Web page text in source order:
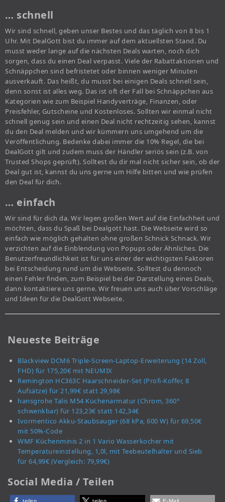
… schnell
Wir sind schnell, geben unser Bestes und das täglich von 8 bis 1
Uhr. Mit DealGott bist du immer auf dem aktuellsten Stand. Du
musst weder lange auf die nächsten Deals warten, noch dich
sorgen, dass du einen Deal verpasst. Viele der Rabattaktionen und
Schnäppchen sind befristetet oder binnen weniger Minuten
ausverkauft. Das heißt, du musst bei einigen Deals schnell sein,
denn sonst ist alles weg. Das ist oft der Fall bei Schnäppchen aus
Kategorien wie zum Beispiel Handyverträge, Finanzen, oder
Preisfehler, Gutscheine und Kostenloses. Sollten wir einmal nicht
schnell genug sein und einen Deal nicht rechtzeitig sehen, kannst
du den Deal melden und wir kümmern uns umgehend um die
Veröffentlichung. Bedenke dabei immer die 10% Regel, die bei
DealGott gilt und zudem muss der Händler seriös sein (z.B. von
Trusted Shops geprüft). Solltest du dir mal nicht sicher sein, ob der
Deal gut ist, kannst du uns gerne um Hilfe bitten und wie prüfen
den Deal für dich.
… einfach
Wir sind für dich da. Wir legen großen Wert auf die Einfachheit und
möchten, dass du Spaß bei Dealgott hast. Die Webseite wird so
einfach wie möglich gehalten ohne großen Schnick Schnack. Wir
verzichten auf die Einblendung von Popups oder Ähnliches. Die
Benutzerfreundlichkeit ist für uns einer der wichtigsten Faktoren
bei Entscheidung rund um die Webseite. Solltest du dennoch
einen Fehler finden, zum Beispiel bei der Darstellung eines Deals,
dann kontaktiere uns gerne. Wir freuen uns auch über Vorschläge
und Ideen für die DealGott Webseite.
Neueste Beiträge
Blackview DCM6 Triple-Screen-Laptop-Erweiterung (14 Zoll,
FHD) für 175,20€ mit NEUMIX
Remington HC363C Haarschneider-Set (Profi-Koffer, 8
Aufsätze) für 21,99€ statt 29,98€
hansgrohe Talis M54 Küchenarmatur (Chrom, 360°
schwenkbar) für 123,23€ statt 142,34€
Ivormentico Akku-Staubsauger (68 kPa, 600 W) für 69,50€
mit 50%-Code
WMF Küchenminis 2 in 1 Vario Wasserkocher mit
Temperatureinstellung, 1,0l, mit Teebeutelhalter und Sieb
für 64,99€ (Vergleich: 79,99€)
Social Media / Teilen